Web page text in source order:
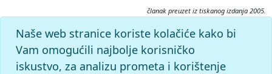
članak preuzet iz tiskanog izdanja 2005.
Citiranje:
cestovni promet.Istarska enciklopedija (2005), mrežno izdanje.
Leksikografski zavod Miroslav Krleža, 2026. Pristupljeno
9.8.2026. <https://istra.lzmk.hr/clanak/cestovni-promet>.
Naše web stranice koriste kolačiće kako bi
Vam omogućili najbolje korisničko
iskustvo, za analizu prometa i korištenje